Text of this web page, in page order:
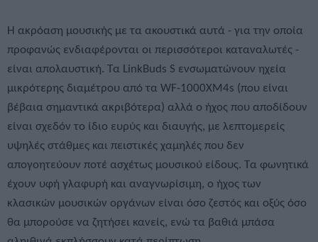
Η ακρόαση μουσικής με τα ακουστικά αυτά - για την οποία
προφανώς ενδιαφέρονται οι περισσότεροι καταναλωτές -
είναι απολαυστική. Τα LinkBuds S ενσωματώνουν ηχεία
μικρότερης διαμέτρου από τα WF-1000XM4s (που είναι
βέβαια σημαντικά ακριβότερα) αλλά ο ήχος που αποδίδουν
είναι σχεδόν το ίδιο ευρύς και διαυγής, με λεπτομερείς
υψηλές στάθμες και πειστικές χαμηλές που δεν
απογοητεύουν ποτέ ασχέτως μουσικού είδους. Τα φωνητικά
έχουν υφή γλαφυρή και αναγνωρίσιμη, ο ήχος των
κλασικών μουσικών οργάνων είναι όσο ζεστός και οξύς όσο
θα μπορούσε να ζητήσει κανείς, ενώ τα βαθιά μπάσα